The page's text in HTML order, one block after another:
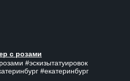
с розами
#эскизытатуировок
#екатеринбург